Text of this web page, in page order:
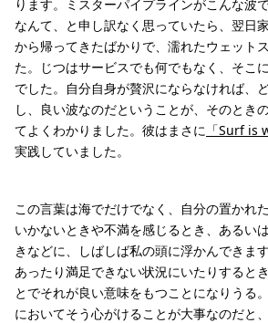
ります。ミスターパイプラインがこんな波
なんて、と申し訳なく思っていたら、翌日
から帰ってきたばかりで、濡れたウェット
た。じつはサービスでも何でもなく、そこ
でした。自分自身が贅沢にならなければ、
し、良い波なのだということが、そのとき
てよくわかりました。彼はまさに 「Surf is
実践していました。
この言葉は海でだけでなく、自分の置かれ
いかないときや不満を感じるとき、あるい
きなどに、しばしば私の頭に浮かんできま
あったり満足できない状況にいたりすると
とでそれが良い意味をもつことになりうる
においてそう心がけることが大事なのだと